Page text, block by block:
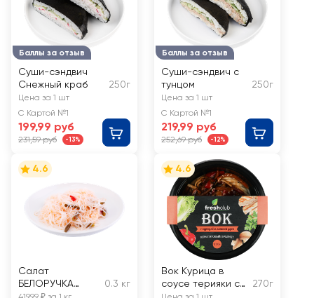
Баллы за отзыв
Суши-сэндвич
Снежный краб
250г
Цена за 1 шт
С Картой №1
199,99 руб
231,59 руб -13%
Баллы за отзыв
Суши-сэндвич с
тунцом
250г
Цена за 1 шт
С Картой №1
219,99 руб
252,69 руб -12%
4.6
Салат
БЕЛОРУЧКА
0.3 кг
4.6
Вок Курица в
соусе терияки с
270г